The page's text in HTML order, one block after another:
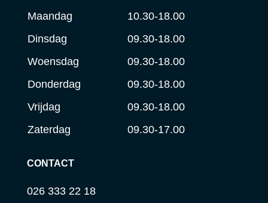
Maandag
10.30-18.00
Dinsdag
09.30-18.00
Woensdag
09.30-18.00
Donderdag
09.30-18.00
Vrijdag
09.30-18.00
Zaterdag
09.30-17.00
CONTACT
026 333 22 18